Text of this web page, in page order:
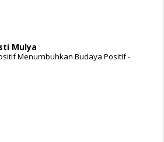
Mulya
Menumbuhkan Budaya Positif-